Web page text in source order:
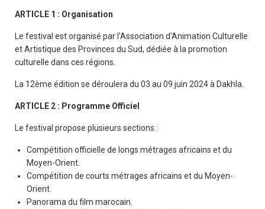
ARTICLE 1 : Organisation
Le festival est organisé par l'Association d'Animation Culturelle
et Artistique des Provinces du Sud, dédiée à la promotion
culturelle dans ces régions.
La 12ème édition se déroulera du 03 au 09 juin 2024 à Dakhla.
ARTICLE 2 : Programme Officiel
Le festival propose plusieurs sections :
Compétition officielle de longs métrages africains et du
Moyen-Orient.
Compétition de courts métrages africains et du Moyen-
Orient.
Panorama du film marocain.